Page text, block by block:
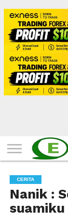
HOME
FILTER
BERITA
BIODATA
CERITA
CERPEN
EKSKLUSIF
FOTO
VIDEO
TIPS
MORE
CERITA
Nanik :
suamiku